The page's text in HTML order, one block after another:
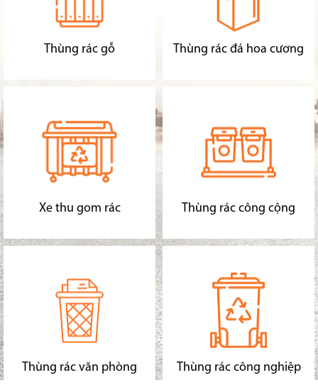
Thùng rác gỗ Thùng rác đá hoa cương
Xe thu gom rác Thùng rác công cộng
Thùng rác văn phòng Thùng rác công nghiệp